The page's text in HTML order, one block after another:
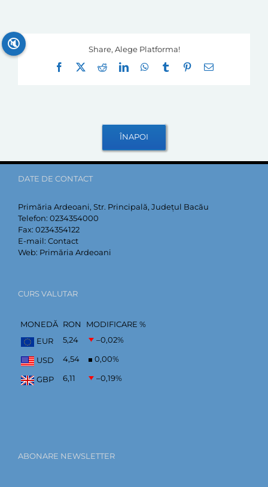
Share, Alege Platforma!
Facebook
RedditLinkedInWhatsApp
Tumblr Pinterest
E-
DATE DE CONTACT
Primăria Ardeoani, Str. Principală, Județul Bacău
Telefon: 0234354000
Fax: 0234354122
E-mail: Contact
Web: Primăria Ardeoani
CURS VALUTAR
MONEDĂ RON
MODIFICARE %
EUR
5,24 –0,02%
USD 4,54 0,00%
GBP 6,11 –0,19%
ABONARE NEWSLETTER
🔇